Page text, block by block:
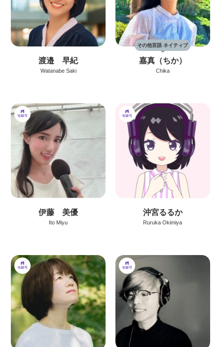
渡邉 早紀
Watanabe Saki
その他言語 ネイティブ
嘉真（ちか）
Chika
伊藤 美優
Ito Miyu
沖宮るるか
Ruruka Okimiya